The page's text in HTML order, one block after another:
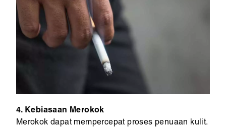
4. Kebiasaan Merokok
Merokok dapat mempercepat proses penuaan kulit.